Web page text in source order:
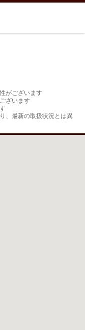
がございます
ざいます
、最新の取扱状況とは異